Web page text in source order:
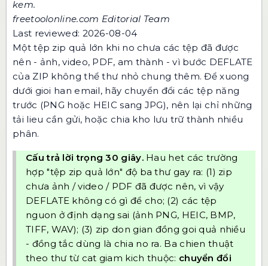
kem.
freetoolonline.com Editorial Team
Last reviewed: 2026-08-04
Một tệp zip quả lớn khi no chưa các tệp đã được
nên - ảnh, video, PDF, am thành - vì bước DEFLATE
của ZIP không thể thư nhỏ chung thêm. Để xuong
dưới gioi han email, hãy chuyển đổi các tệp năng
trước (PNG hoặc HEIC sang JPG), nên lại chỉ những
tải lieu cần gửi, hoặc chia kho lưu trữ thành nhiều
phân.
Cấu trả lời trọng 30 giây.Hau het các trường
hợp "tệp zip quả lớn" độ ba thư gay ra: (1) zip
chưa ảnh / video / PDF đã được nên, vì vậy
DEFLATE không có gì để cho; (2) các tệp
nguon ở định dạng sai (ảnh PNG, HEIC, BMP,
TIFF, WAV); (3) zip don gian đồng goi quả nhiều
- đồng tắc dùng là chia no ra. Ba chien thuật
theo thư từ cat giam kich thuộc: chuyển đổi